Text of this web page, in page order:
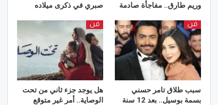
وريم طارق.. مفاجأة صادمة
صبري في ذكرى ميلاده
فن
سبب طلاق تامر حسني
بسمة بوسيل.. بعد 12 سنة
فن
هل يوجد جزء ثاني من تحت
الوصاية.. أمر غير متوقع